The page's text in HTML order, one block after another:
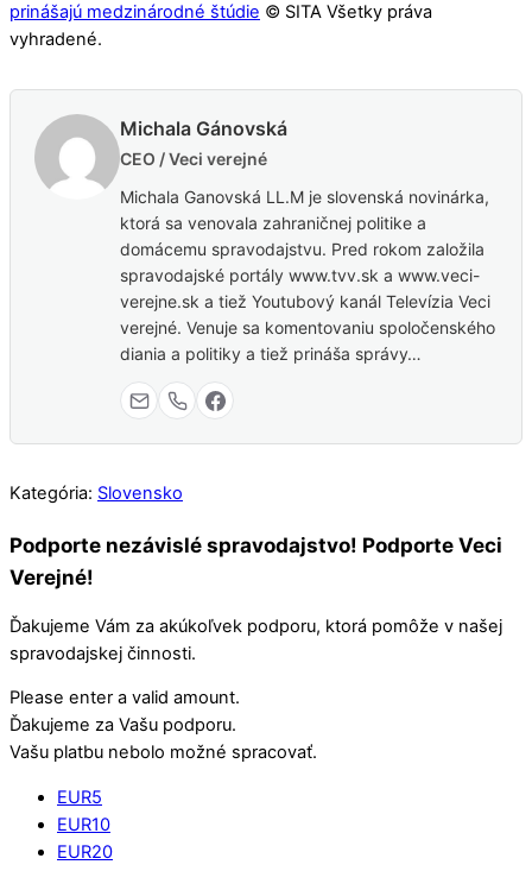
prinášajú medzinárodné štúdie © SITA Všetky práva
vyhradené.
Michala Gánovská
CEO / Veci verejné
Michala Ganovská LL.M je slovenská novinárka,
ktorá sa venovala zahraničnej politike a
domácemu spravodajstvu. Pred rokom založila
spravodajské portály www.tvv.sk a www.veci-
verejne.sk a tiež Youtubový kanál Televízia Veci
verejné. Venuje sa komentovaniu spoločenského
diania a politiky a tiež prináša správy…
Kategória: Slovensko
Podporte nezávislé spravodajstvo! Podporte Veci
Verejné!
Ďakujeme Vám za akúkoľvek podporu, ktorá pomôže v našej
spravodajskej činnosti.
Please enter a valid amount.
Ďakujeme za Vašu podporu.
Vašu platbu nebolo možné spracovať.
EUR5
EUR10
EUR20